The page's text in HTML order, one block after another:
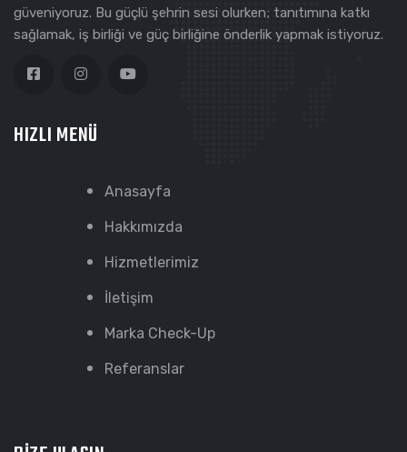
güveniyoruz. Bu güçlü şehrin sesi olurken; tanıtımına katkı
sağlamak, iş birliği ve güç birliğine önderlik yapmak istiyoruz.
HIZLI MENÜ
Anasayfa
Hakkımızda
Hizmetlerimiz
İletişim
Marka Check-Up
Referanslar